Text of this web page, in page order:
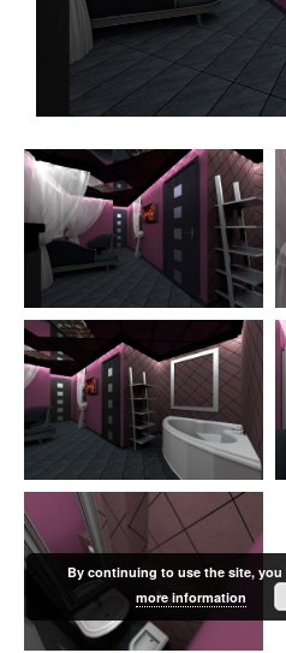
By continuing to use the site,
more information